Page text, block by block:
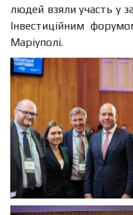
людей взяли участь у
Інвестиційним
Маріуполі.